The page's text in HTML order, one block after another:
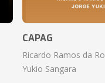
CAPAG
Ricardo Ramos da
Yukio Sangara